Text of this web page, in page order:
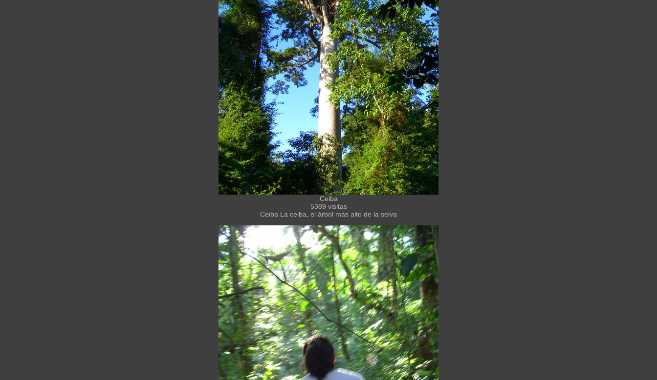
Ceiba
5389 visitas
Ceiba La ceiba, el árbol más alto de la selva